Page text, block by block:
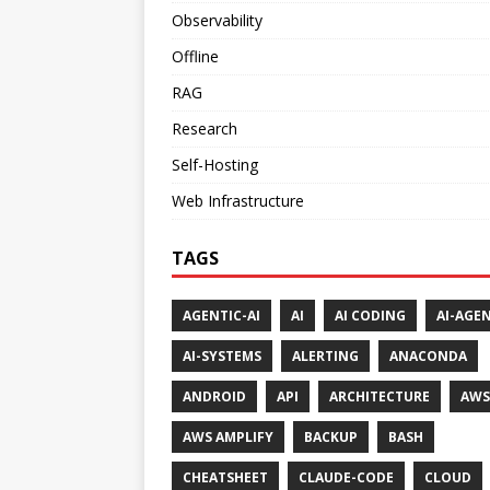
Observability
Offline
RAG
Research
Self-Hosting
Web Infrastructure
TAGS
AGENTIC-AI AI AI CODING AI-
AI-SYSTEMS ALERTING ANACONDA
ANDROID API ARCHITECTURE AWS
AWS AMPLIFY BACKUP BASH
CHEATSHEET CLAUDE-CODE CLOUD